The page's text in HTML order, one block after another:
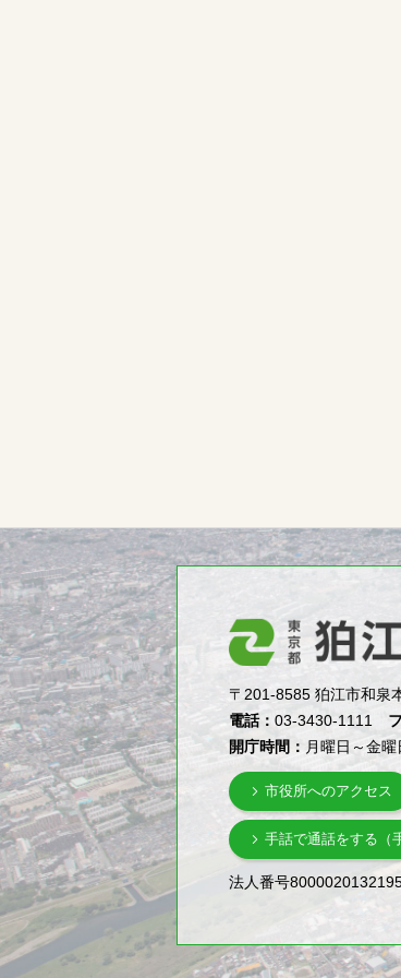
〒201-8585 狛江市和泉
電話：03-3430-1111
開庁時間： 月曜日～金
市役所へのアクセス
手話で通話をする（
法人番号